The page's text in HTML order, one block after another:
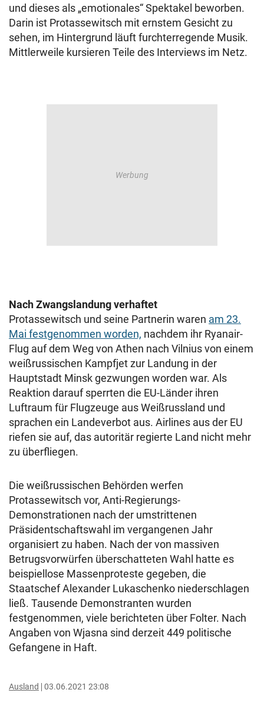
und dieses als „emotionales“ Spektakel beworben.
Darin ist Protassewitsch mit ernstem Gesicht zu
sehen, im Hintergrund läuft furchterregende Musik.
Mittlerweile kursieren Teile des Interviews im Netz.
Nach Zwangslandung verhaftet
Protassewitsch und seine Partnerin waren am 23.
Mai festgenommen worden, nachdem ihr Ryanair-
Flug auf dem Weg von Athen nach Vilnius von einem
weißrussischen Kampfjet zur Landung in der
Hauptstadt Minsk gezwungen worden war. Als
Reaktion darauf sperrten die EU-Länder ihren
Luftraum für Flugzeuge aus Weißrussland und
sprachen ein Landeverbot aus. Airlines aus der EU
riefen sie auf, das autoritär regierte Land nicht mehr
zu überfliegen.
Die weißrussischen Behörden werfen
Protassewitsch vor, Anti-Regierungs-
Demonstrationen nach der umstrittenen
Präsidentschaftswahl im vergangenen Jahr
organisiert zu haben. Nach der von massiven
Betrugsvorwürfen überschatteten Wahl hatte es
beispiellose Massenproteste gegeben, die
Staatschef Alexander Lukaschenko niederschlagen
ließ. Tausende Demonstranten wurden
festgenommen, viele berichteten über Folter. Nach
Angaben von Wjasna sind derzeit 449 politische
Gefangene in Haft.
Ausland 03.06.2021 23:08